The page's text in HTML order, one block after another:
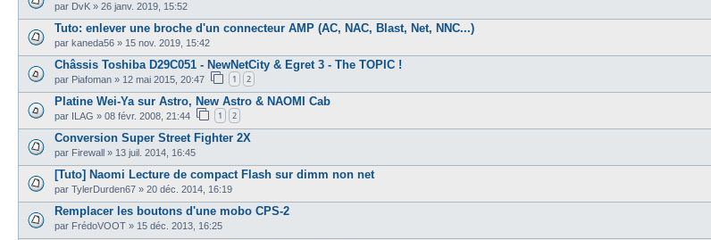
par DvK » 26 janv. 2019, 15:52
Tuto: enlever une broche d'un connecteur AMP (AC, NAC, Blast, Net, NNC...)
par kaneda56 » 15 nov. 2019, 15:42
Châssis Toshiba D29C051 - NewNetCity & Egret 3 - The TOPIC !
par Piafoman » 12 mai 2015, 20:47 1 2
Platine Wei-Ya sur Astro, New Astro & NAOMI Cab
par ILAG » 08 févr. 2008, 21:44 1 2
Conversion Super Street Fighter 2X
par Firewall » 13 juil. 2014, 16:45
[Tuto] Naomi Lecture de compact Flash sur dimm non net
par TylerDurden67 » 20 déc. 2014, 16:19
Remplacer les boutons d'une mobo CPS-2
par FrédoVOOT » 15 déc. 2013, 16:25